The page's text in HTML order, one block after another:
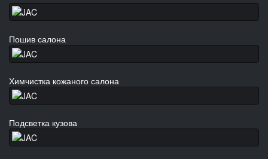
Пошив салона
Химчистка кожаного салона
Подсветка кузова